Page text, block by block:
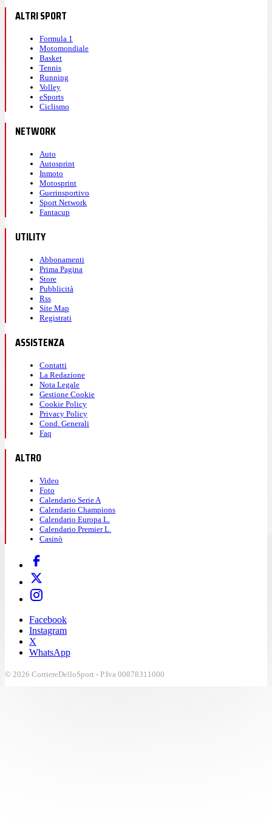
ALTRI SPORT
Formula 1
Motomondiale
Basket
Tennis
Running
Volley
eSports
Ciclismo
NETWORK
Auto
Autosprint
Inmoto
Motosprint
Guerinsportivo
Sport Network
Fantacup
UTILITY
Abbonamenti
Prima Pagina
Store
Pubblicità
Rss
Site Map
Registrati
ASSISTENZA
Contatti
La Redazione
Nota Legale
Gestione Cookie
Cookie Policy
Privacy Policy
Cond. Generali
Faq
ALTRO
Video
Foto
Calendario Serie A
Calendario Champions
Calendario Europa L.
Calendario Premier L.
Casinò
Facebook
Instagram
X
WhatsApp
© 2026 CorriereDelloSport - P.Iva 00878311000